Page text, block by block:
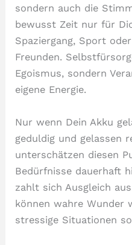
sondern auch die
bewusst Zeit nur für
Spaziergang, Sport
Freunden.
Egoismus, sondern
eigene Energie.
Nur wenn Dein Akku
geduldig und gelassen
unterschätzen diesen
Bedürfnisse dauerhaft
zahlt sich Ausgleich
können wahre Wunder
stressige Situationen